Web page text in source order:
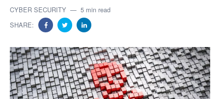
CYBER SECURITY
5 min read
SHARE: